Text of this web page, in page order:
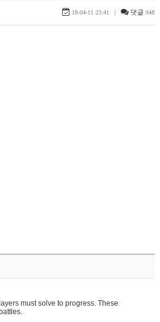
18-04-11 23:41 | 댓글 948
must solve to progress. These